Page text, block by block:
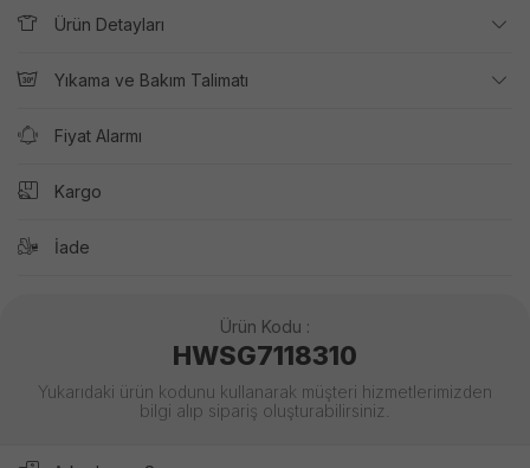
Ürün Detayları
Yıkama ve Bakım Talimatı
Fiyat Alarmı
Kargo
İade
Ürün Kodu :
HWSG7118310
Yukarıdaki ürün kodunu kullanarak müşteri hizmetlerimizden
bilgi alıp sipariş oluşturabilirsiniz.